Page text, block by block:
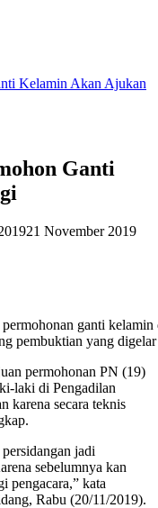
Kelamin Akan Ajukan
Ganti
21 November 2019
ganti
pembuktian yang
permohonan PN (19)
laki di Pengadilan
karena secara teknis
jadi
sebelumnya kan
pengacara,” kata
Rabu (20/11/2019).